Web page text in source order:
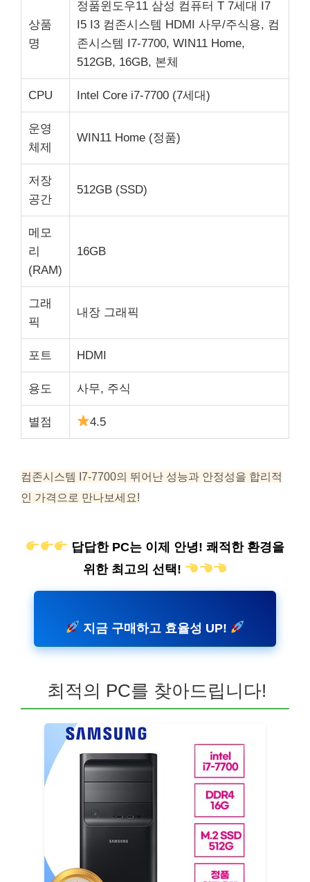
상품
명
정품윈도우11 삼성 컴퓨터 T 7세대 I7
I5 I3 컴존시스템 HDMI 사무/주식용, 컴
존시스템 I7-7700, WIN11 Home,
512GB, 16GB, 본체
CPU Intel Core i7-7700 (7세대)
운영
체제
WIN11 Home (정품)
저장
공간
512GB (SSD)
메모
리
(RAM)
16GB
그래
픽
내장 그래픽
포트 HDMI
용도 사무, 주식
별점 4.5
컴존시스템 I7-7700의 뛰어난 성능과 안정성을 합리적
인 가격으로 만나보세요!
답답한 PC는 이제 안녕! 쾌적한 환경을
위한 최고의 선택!
지금 구매하고 효율성 UP!
최적의 PC를 찾아드립니다!